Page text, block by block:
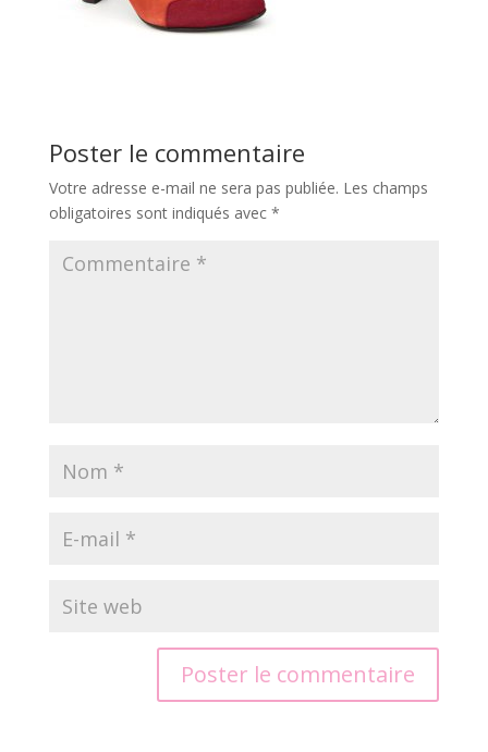
Poster le commentaire
Votre adresse e-mail ne sera pas publiée. Les champs
obligatoires sont indiqués avec *